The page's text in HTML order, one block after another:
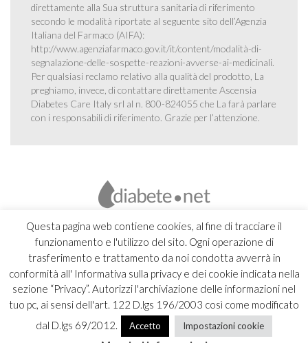
Questa pagina web contiene cookies, al fine di tracciare il
funzionamento e l'utilizzo del sito. Ogni operazione di
trasferimento e trattamento da noi condotta avverrà in
conformità all' Informativa sulla privacy e dei cookie indicata nella
sezione “Privacy”. Autorizzi l'archiviazione delle informazioni nel
tuo pc, ai sensi dell'art. 122 D.lgs 196/2003 così come modificato
dal D.lgs 69/2012.
Accetto Impostazioni cookie
direttamente alla Sua struttura sanitaria di riferimento
secondo le modalità riportate al seguente sito dell’Agenzia
Italiana del Farmaco (AIFA):
http://www.agenziafarmaco.gov.it/it/content/modalità-di-
segnalazione-delle-sospette-reazioni-avverse-ai-medicinali.
Per qualsiasi reclamo relativo alla qualità del prodotto, La
preghiamo, invece, di contattare direttamente Ascensia
Diabetes Care Italy srl al n. 800-824055 che La farà parlare
con i responsabili di riferimento. Grazie per l’attenzione.
Copyright 2026 Ascensia Diabetes Care Italy srl |Credits